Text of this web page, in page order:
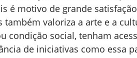
é motivo de grande
também valoriza a arte e a
condição social, tenham
de iniciativas como essa